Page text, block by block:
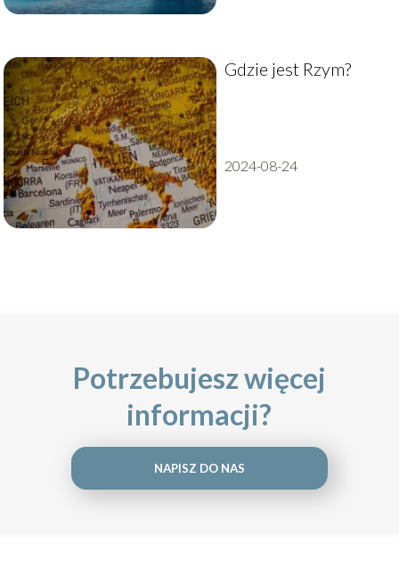
Gdzie jest Rzym?
2024-08-24
Potrzebujesz więcej
informacji?
NAPISZ DO NAS